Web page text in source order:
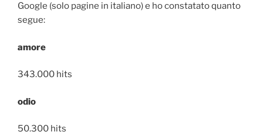
Google (solo pagine in italiano) e ho constatato quanto
segue:
amore
343.000 hits
odio
50.300 hits